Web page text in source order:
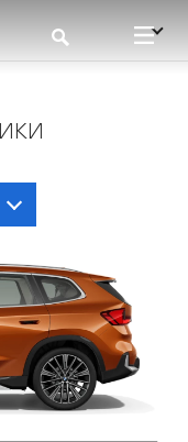
Steptronic з